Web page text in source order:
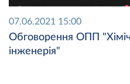
07.06.2021 15:00
Обговорення ОПП
інженерія"